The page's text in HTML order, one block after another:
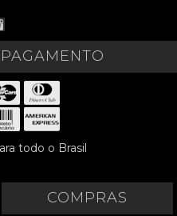
todo o Brasil
COMPRAS